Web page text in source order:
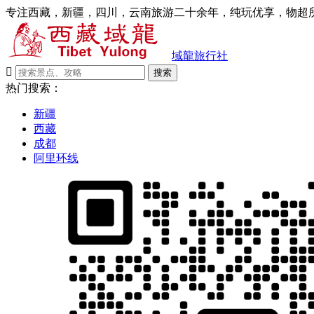
专注西藏，新疆，四川，云南旅游二十余年，纯玩优享，物超
域龍旅行社

搜索
热门搜索：
新疆
西藏
成都
阿里环线